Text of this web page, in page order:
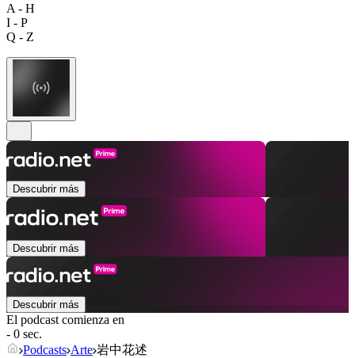
A - H
I - P
Q - Z
Descubrir más
Descubrir más
Descubrir más
El podcast comienza en
- 0 sec.
Podcasts Arte 岩中花述